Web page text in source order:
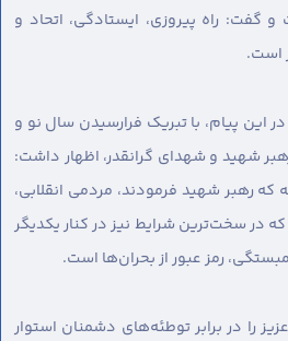
گفت: راه پیروزی، ایستادگی، اتحاد و
است.
این پیام، با تبریک فرارسیدن سال نو و
شهید و شهدای گرانقدر، اظهار داشت:
رهبر شهید فرمودند، مردمی انقلابی،
در سخت‌ترین شرایط نیز در کنار یکدیگر
رمز عبور از بحران‌ها است.
را در برابر توطئه‌های دشمنان استوار